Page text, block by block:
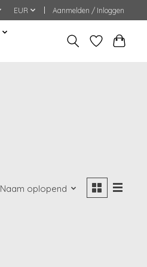
EUR Aanmelden / Inloggen
Naam oplopend